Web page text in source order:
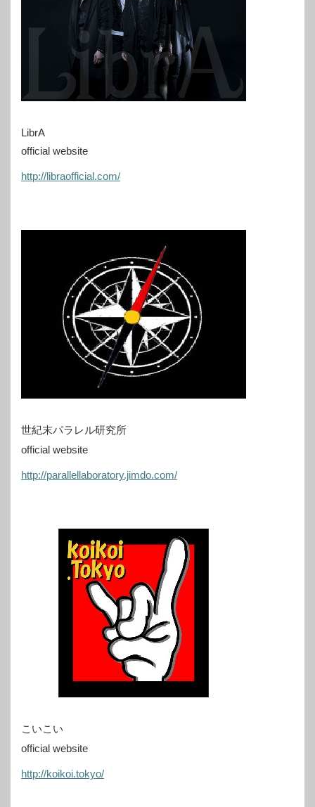
LibrA
official website
http://libraofficial.com/
世紀末パラレル研究所
official website
http://parallellaboratory.jimdo.com/
こいこい
official website
http://koikoi.tokyo/